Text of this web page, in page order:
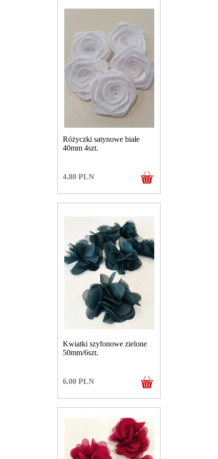
Różyczki satynowe białe
40mm 4szt.
4.80 PLN
Kwiatki szyfonowe zielone
50mm/6szt.
6.00 PLN